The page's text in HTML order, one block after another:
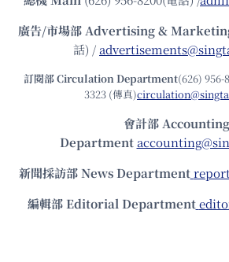
廣告/市場部Advertising &
話) /
訂閱部 Circulation Department(626) 956-
3323 (傳真)
會計部 Accounting
Department
新聞採訪部 News Department
編輯部 Editorial Department